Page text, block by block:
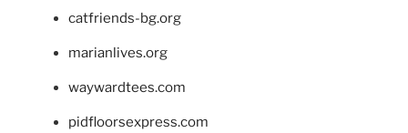
catfriends-bg.org
marianlives.org
waywardtees.com
pidfloorsexpress.com